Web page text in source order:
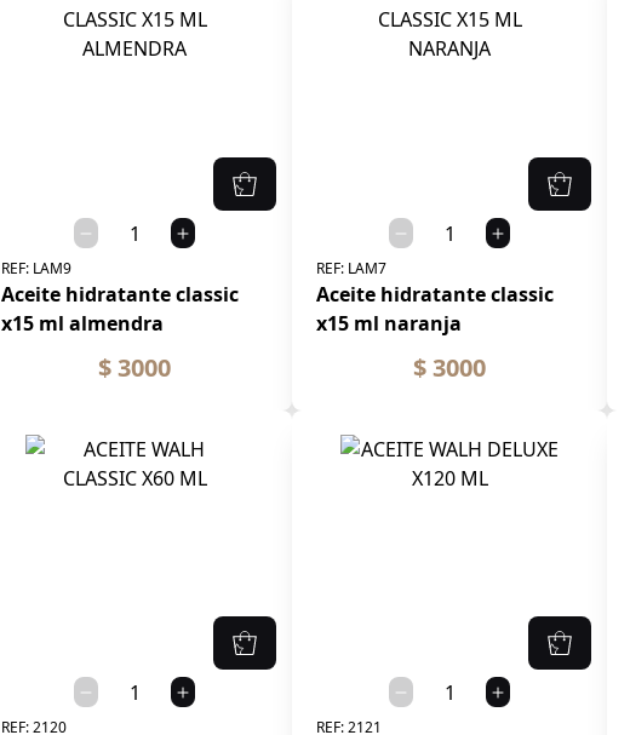
REF: LAM9
Aceite hidratante classic
x15 ml almendra
$ 3000
REF: LAM7
Aceite hidratante classic
x15 ml naranja
$ 3000
REF:2120 REF:2121